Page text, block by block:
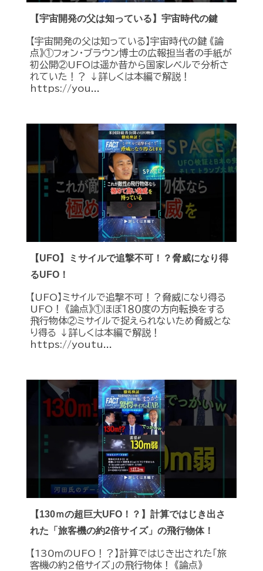
【宇宙開発の父は知っている】宇宙時代の鍵
【宇宙開発の父は知っている】宇宙時代の鍵 《論
点》①フォン・ブラウン博士の広報担当者の手紙が
初公開②UFOは遥か昔から国家レベルで分析さ
れていた！？ ↓詳しくは本編で解説！
https://you...
【UFO】ミサイルで追撃不可！？脅威になり得
るUFO！
【UFO】ミサイルで追撃不可！？脅威になり得る
UFO！ 《論点》①ほぼ１８０度の方向転換をする
飛行物体②ミサイルで捉えられないため脅威とな
り得る ↓詳しくは本編で解説！
https://youtu...
【130ｍの超巨大UFO！？】計算ではじき出さ
れた「旅客機の約2倍サイズ」の飛行物体！
【130ｍのUFO！？】計算ではじき出された「旅
客機の約2倍サイズ」の飛行物体！ 《論点》